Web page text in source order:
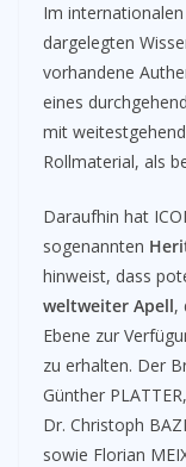
Im
dargelegten
vorhandene
eines
mit
Rollmaterial, als
Daraufhin hat
sogenannten
hinweist, dass
weltweiter Apell,
Ebene zur
zu erhalten. Der
Günther
Dr. Christoph
sowie Florian